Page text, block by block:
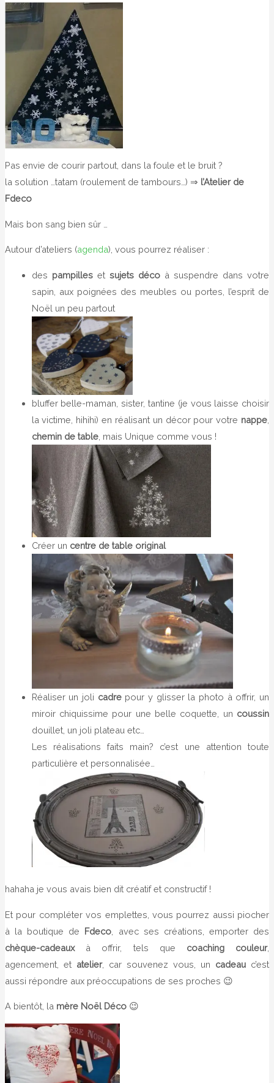
Pas envie de courir partout, dans la foule et le bruit ?
la solution …tatam (roulement de tambours…) ⇒ l’Atelier de
Fdeco
Mais bon sang bien sûr …
Autour d’ateliers (agenda), vous pourrez réaliser :
des pampillesetsujets décoà suspendre dans votre
sapin, aux poignées des meubles ou portes, l’esprit de
Noël un peu partout
bluffer belle-maman, sister, tantine (je vous laisse choisir
la victime, hihihi) en réalisant un décor pour votre nappe
chemin de table, mais Unique comme vous !
Créer un centre de table original
Réaliser un joli cadrepour y glisser la photo à offrir, un
miroir chiquissime pour une belle coquette, un coussin
douillet, un joli plateau etc…
Les réalisations faits main? c’est une attention toute
particulière et personnalisée…
hahaha je vous avais bien dit créatif et constructif !
Et pour compléter vos emplettes, vous pourrez aussi piocher
à la boutique de Fdeco , avec ses créations, emporter des
chèque-cadeauxà offrir, tels que coaching couleur,
agencement, et atelier, car souvenez vous, un cadeau c’est
aussi répondre aux préoccupations de ses proches 😉
A bientôt, la mère Noël Déco😉